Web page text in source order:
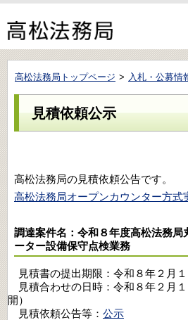
高松法務局トップページ 入札・公募情
見積依頼公示
高松法務局の見積依頼公告です。
高松法務局オープンカウンター方式
調達案件名：令和８年度高松法務局
ーター設備保守点検業務
見積書の提出期限：令和８年２月
見積合わせの日時：令和８年２月
開）
見積依頼公告等： 公示